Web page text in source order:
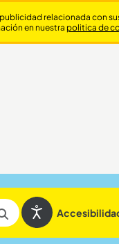
relacionada con
en nuestra politica de